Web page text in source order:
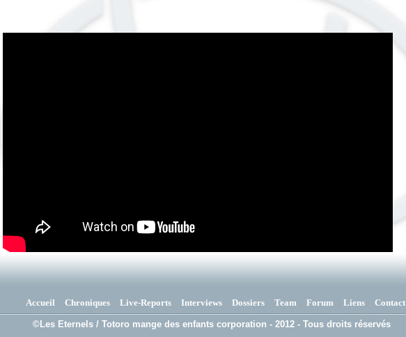
Accueil Chroniques Live-Reports Interviews Dossiers Team Forum Liens Contact
©Les Eternels / Totoro mange des enfants corporation - 2012 - Tous droits réservés